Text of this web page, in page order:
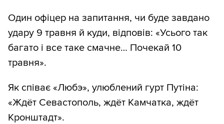
Один офіцер на запитання, чи буде завдано
удару 9 травня й куди, відповів: «Усього так
багато і все таке смачне… Почекай 10
травня».
Як співає «Любэ», улюблений гурт Путіна:
«Ждёт Севастополь, ждёт Камчатка, ждёт
Кронштадт».